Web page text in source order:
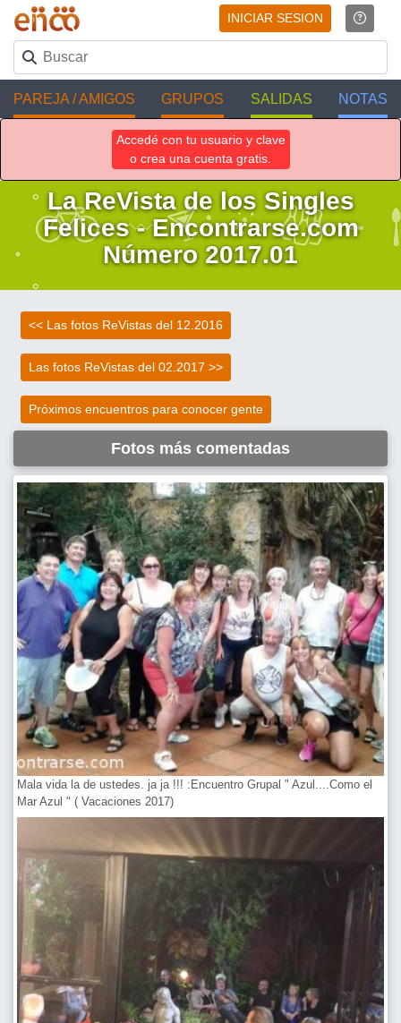
INICIAR SESION
PAREJA / AMIGOS GRUPOS SALIDAS NOTAS
Accedé con tu usuario y clave
o crea una cuenta gratis.
La ReVista de los Singles
Felices - Encontrarse.com
Número 2017.01
<< Las fotos ReVistas del 12.2016
Las fotos ReVistas del 02.2017 >>
Próximos encuentros para conocer gente
Fotos más comentadas
Mala vida la de ustedes. ja ja !!! :Encuentro Grupal " Azul....Como el
Mar Azul " ( Vacaciones 2017)